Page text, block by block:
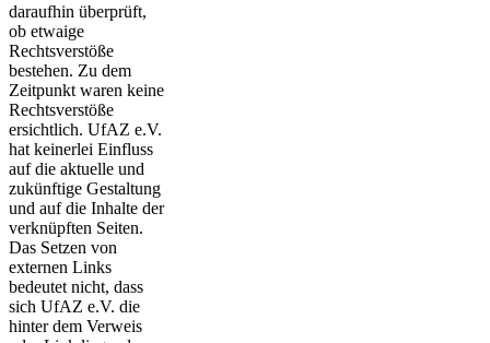
daraufhin überprüft,
ob etwaige
Rechtsverstöße
bestehen. Zu dem
Zeitpunkt waren keine
Rechtsverstöße
ersichtlich. UfAZ e.V.
hat keinerlei Einfluss
auf die aktuelle und
zukünftige Gestaltung
und auf die Inhalte der
verknüpften Seiten.
Das Setzen von
externen Links
bedeutet nicht, dass
sich UfAZ e.V. die
hinter dem Verweis